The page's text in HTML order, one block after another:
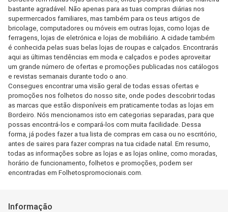
bastante agradável. Não apenas para as tuas compras diárias nos
supermercados familiares, mas também para os teus artigos de
bricolage, computadores ou móveis em outras lojas, como lojas de
ferragens, lojas de eletrónica e lojas de mobiliário. A cidade também
é conhecida pelas suas belas lojas de roupas e calçados. Encontrarás
aqui as últimas tendências em moda e calçados e podes aproveitar
um grande número de ofertas e promoções publicadas nos catálogos
e revistas semanais durante todo o ano.
Consegues encontrar uma visão geral de todas essas ofertas e
promoções nos folhetos do nosso site, onde podes descobrir todas
as marcas que estão disponíveis em praticamente todas as lojas em
Bordeiro. Nós mencionamos isto em categorias separadas, para que
possas encontrá-los e compará-los com muita facilidade. Dessa
forma, já podes fazer a tua lista de compras em casa ou no escritório,
antes de saires para fazer compras na tua cidade natal. Em resumo,
todas as informações sobre as lojas e as lojas online, como moradas,
horário de funcionamento, folhetos e promoções, podem ser
encontradas em Folhetospromocionais.com.
Informação